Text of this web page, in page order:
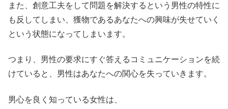
また、創意工夫をして問題を解決するという男性の特性に
も反してしまい、獲物であるあなたへの興味が失せていく
という状態になってしまいます。
つまり、男性の要求にすぐ答えるコミュニケーションを続
けていると、男性はあなたへの関心を失っていきます。
男心を良く知っている女性は、